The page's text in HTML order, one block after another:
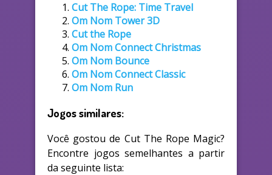
Cut The Rope: Time Travel
Om Nom Tower 3D
Cut the Rope
Om Nom Connect Christmas
Om Nom Bounce
Om Nom Connect Classic
Om Nom Run
Jogos similares:
Você gostou de Cut The Rope Magic?
Encontre jogos semelhantes a partir
da seguinte lista: